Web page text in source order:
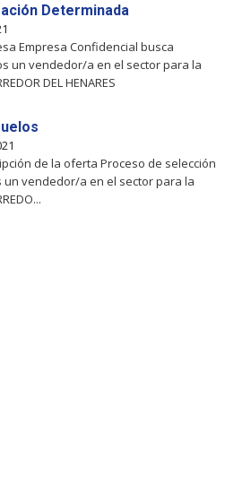
Determinada
Empresa Confidencial busca
un vendedor/a en el sector para la
DEL HENARES
de la oferta Proceso de selección
un vendedor/a en el sector para la